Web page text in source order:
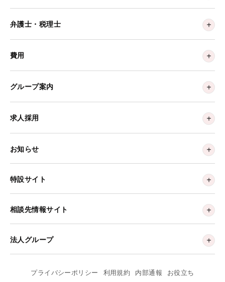
弁護士・税理士
費用
グループ案内
求人採用
お知らせ
特設サイト
相談先情報サイト
法人グループ
プライバシーポリシー 利用規約 内部通報 お役立ち